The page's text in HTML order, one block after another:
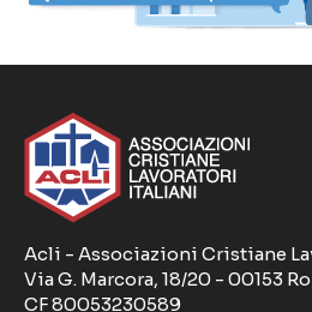
Acli - Associazioni Cristiane
Via G. Marcora, 18/20 - 00153
CF 80053230589